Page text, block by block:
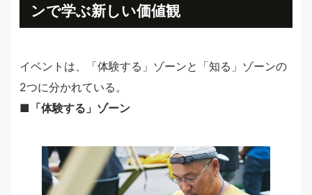
ンで学ぶ新しい価値観
イベントは、「体験する」ゾーンと「知る」ゾーンの
2つに分かれている。
■「体験する」ゾーン